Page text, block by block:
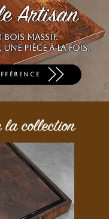
Artisan
bois massif.
une pièce à la fois.
la collection